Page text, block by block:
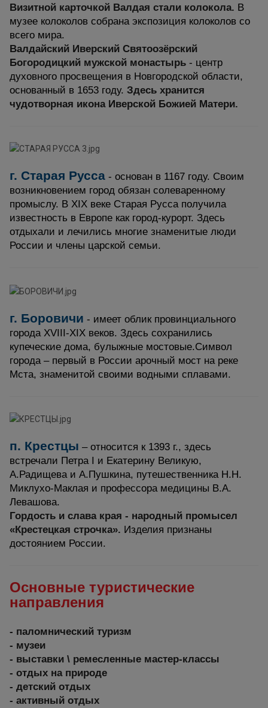
Визитной карточкой Валдая стали колокола. В
музее колоколов собрана экспозиция колоколов со
всего мира.
Валдайский Иверский Святоозёрский
Богородицкий мужской монастырь - центр
духовного просвещения в Новгородской области,
основанный в 1653 году. Здесь хранится
чудотворная икона Иверской Божией Матери.
г. Старая Русса - основан в 1167 году. Своим
возникновением город обязан солеваренному
промыслу. В XIX веке Старая Русса получила
известность в Европе как город-курорт. Здесь
отдыхали и лечились многие знаменитые люди
России и члены царской семьи.
г. Боровичи - имеет облик провинциального
города XVIII-XIX веков. Здесь сохранились
купеческие дома, булыжные мостовые.Символ
города – первый в России арочный мост на реке
Мста, знаменитой своими водными сплавами.
п. Крестцы – относится к 1393 г., здесь
встречали Петра I и Екатерину Великую,
А.Радищева и А.Пушкина, путешественника Н.Н.
Миклухо-Маклая и профессора медицины В.А.
Левашова.
Гордость и слава края - народный промысел
«Крестецкая строчка». Изделия признаны
достоянием России.
Основные туристические
направления
- паломнический туризм
- музеи
- выставки \ ремесленные мастер-классы
- отдых на природе
- детский отдых
- активный отдых